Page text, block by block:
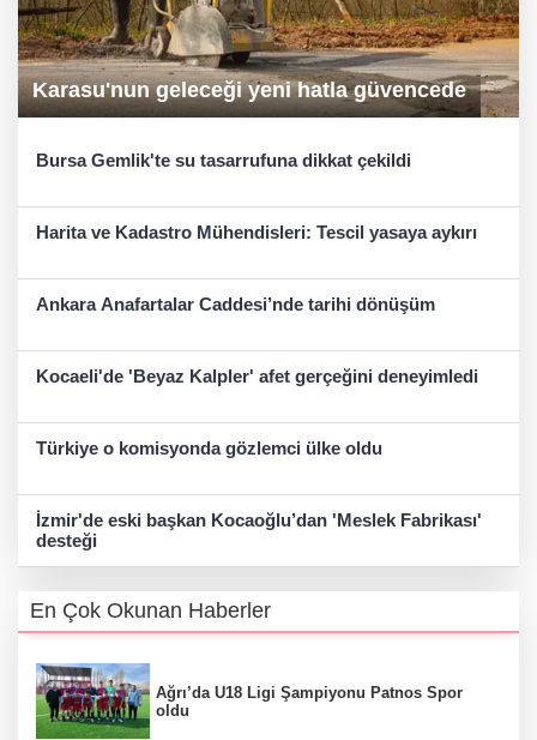
Karasu'nun geleceği yeni hatla güvencede
Bursa Gemlik'te su tasarrufuna dikkat çekildi
Harita ve Kadastro Mühendisleri: Tescil yasaya aykırı
Ankara Anafartalar Caddesi’nde tarihi dönüşüm
Kocaeli'de 'Beyaz Kalpler' afet gerçeğini deneyimledi
Türkiye o komisyonda gözlemci ülke oldu
İzmir'de eski başkan Kocaoğlu’dan 'Meslek Fabrikası'
desteği
En Çok Okunan Haberler
Ağrı’da U18 Ligi Şampiyonu Patnos Spor
oldu